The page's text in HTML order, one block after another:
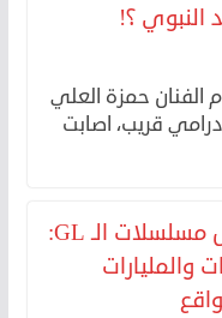
النبوي ؟!
الفنان حمزة العلي
قريب، اصابت
خلف كواليس مسلسلات الـ GL:
والمليارات